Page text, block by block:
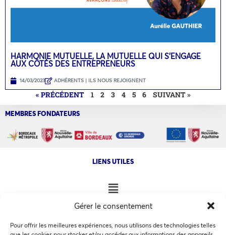
Gérer le consentement
Pour offrir les meilleures expériences, nous utilisons des technologies telles
HARMONIE MUTUELLE, LA MUTUELLE QUI S’ENGAGE
AUX CÔTÉS DES ENTREPRENEURS
14/03/2023 ADHÉRENTS | ILS NOUS REJOIGNENT
« PRÉCÉDENT 1 2 3 4 5 6 SUIVANT »
MEMBRES FONDATEURS
LIENS UTILES
NOS AUTRES SITES